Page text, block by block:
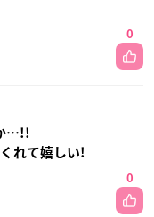
0
…!!
れて嬉しい!
0